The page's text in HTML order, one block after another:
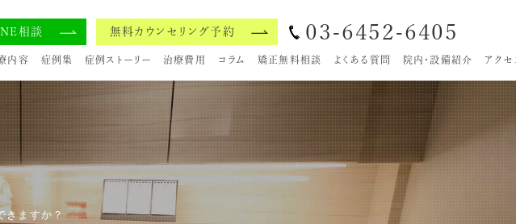
相談 無料カウンセリング予約 03-6452-6405
内容 症例集 症例ストーリー 治療費用 コラム 矯正無料相談 よくある質問 院内・設備紹介 アクセ
きますか？